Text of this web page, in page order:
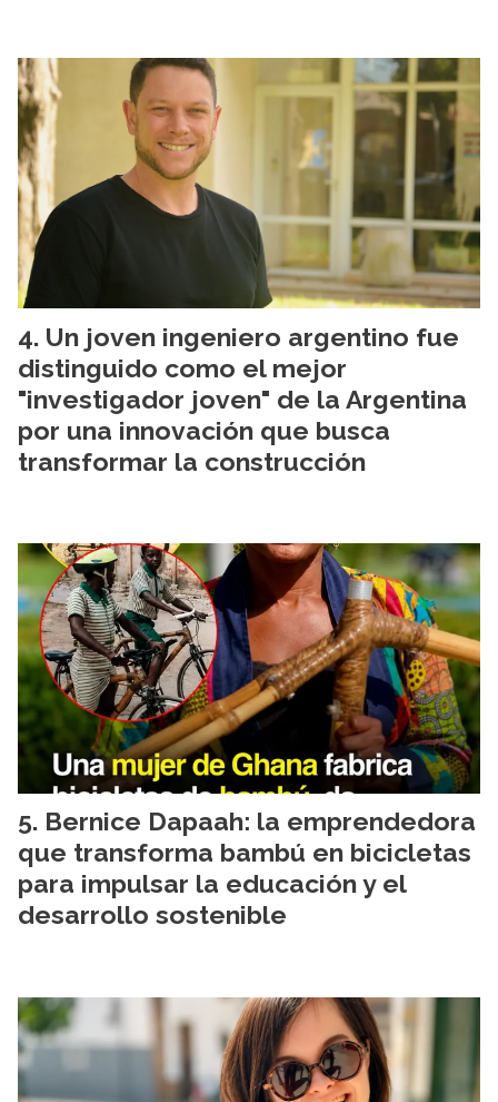
Un joven ingeniero argentino fue
distinguido como el mejor
"investigador joven" de la Argentina
por una innovación que busca
transformar la construcción
Bernice Dapaah: la emprendedora
que transforma bambú en bicicletas
para impulsar la educación y el
desarrollo sostenible